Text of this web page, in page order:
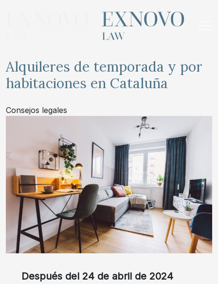
Alquileres de temporada y por
habitaciones en Cataluña
Consejos legales
Después del 24 de abril de 2024